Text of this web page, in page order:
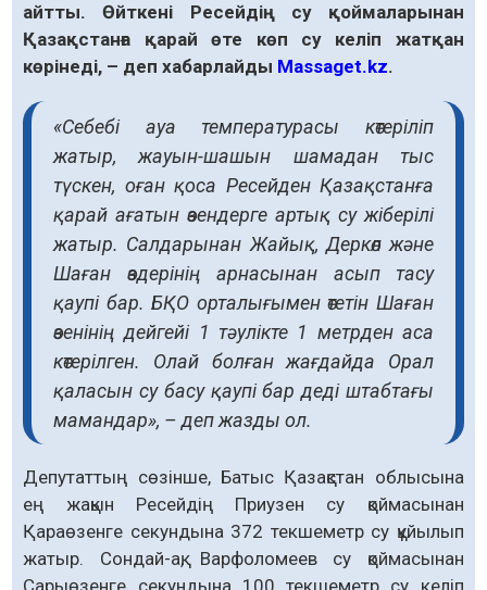
айтты. Өйткені Ресейдің су қоймаларынан
Қазақстанға қарай өте көп су келіп жатқан
көрінеді, – деп хабарлайды Massaget.kz.
«Себебі ауа температурасы көтеріліп
жатыр, жауын-шашын шамадан тыс
түскен, оған қоса Ресейден Қазақстанға
қарай ағатын өзендерге артық су жіберілі
жатыр. Салдарынан Жайық, Деркөл және
Шаған өздерінің арнасынан асып тасу
қаупі бар. БҚО орталығымен өтетін Шаған
өзенінің дейгейі 1 тәулікте 1 метрден аса
көтерілген. Олай болған жағдайда Орал
қаласын су басу қаупі бар деді штабтағы
мамандар», – деп жазды ол.
Депутаттың сөзінше, Батыс Қазақстан облысына
ең жақын Ресейдің Приузен су қоймасынан
Қараөзенге секундына 372 текшеметр су құйылып
жатыр. Сондай-ақ, Варфоломеев су қоймасынан